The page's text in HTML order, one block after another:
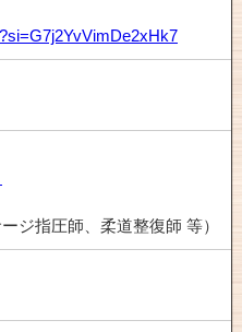
ジ指圧師、柔道整復師 等）